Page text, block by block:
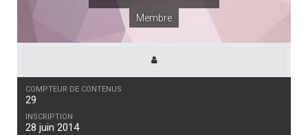
Membre
COMPTEUR DE CONTENUS
29
INSCRIPTION
28 juin 2014